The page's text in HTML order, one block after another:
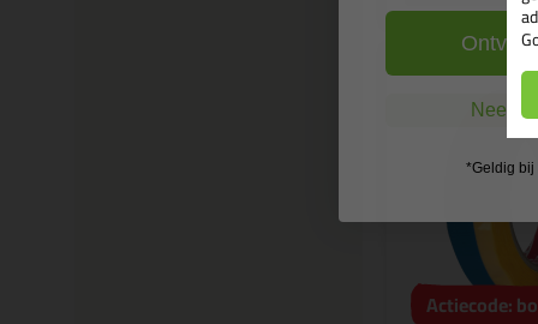
Actiecode:
Nee, ik
*Geldig bij